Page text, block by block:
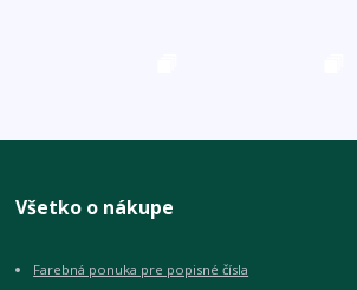
Všetko o nákupe
Farebná ponuka pre popisné čísla